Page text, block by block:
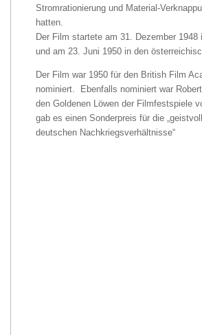
Stromrationierung und Material-
hatten.
Der Film startete am 31. Dezember 1948
und am 23. Juni 1950 in den
Der Film war 1950 für den British Film
nominiert. Ebenfalls nominiert war
den Goldenen Löwen der Filmfestspiele
gab es einen Sonderpreis für die
deutschen Nachkriegsverhältnisse“